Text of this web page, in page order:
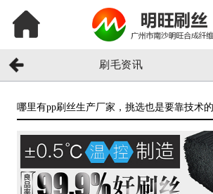
刷毛资讯
哪里有pp刷丝生产厂家，挑选也是要靠技术的